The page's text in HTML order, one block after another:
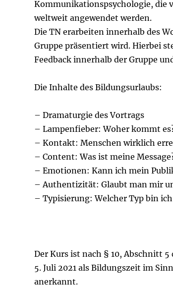
Kommunikationspsychologie, die
weltweit angewendet werden.
Die TN erarbeiten innerhalb des
Gruppe präsentiert wird. Hierbei
Feedback innerhalb der Gruppe
Die Inhalte des Bildungsurlaubs:
– Dramaturgie des Vortrags
– Lampenfieber: Woher kommt
– Kontakt: Menschen wirklich
– Content: Was ist meine
– Emotionen: Kann ich mein
– Authentizität: Glaubt man mir
– Typisierung: Welcher Typ bin
Der Kurs ist nach § 10, Abschnitt
5. Juli 2021 als Bildungszeit im
anerkannt.